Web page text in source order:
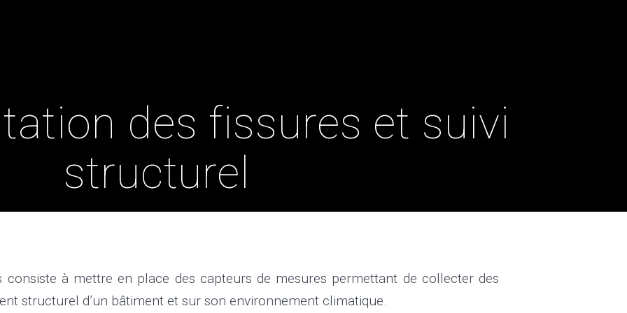
des fissures et suivi
structurel
consiste à mettre en place des capteurs de mesures permettant de collecter des
structurel d’un bâtiment et sur son environnement climatique.